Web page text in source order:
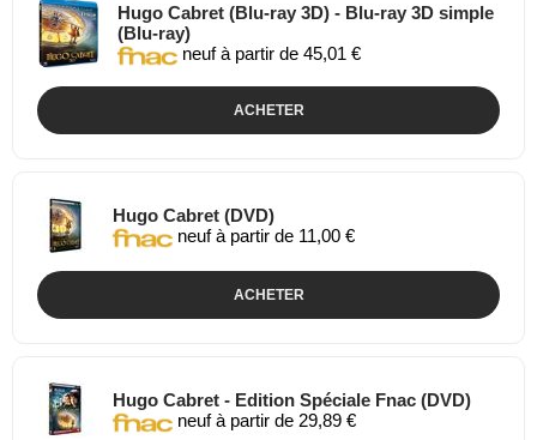
Hugo Cabret (Blu-ray 3D) - Blu-ray 3D simple
(Blu-ray)
neuf à partir de 45,01 €
ACHETER
Hugo Cabret (DVD)
neuf à partir de 11,00 €
ACHETER
Hugo Cabret - Edition Spéciale Fnac (DVD)
neuf à partir de 29,89 €